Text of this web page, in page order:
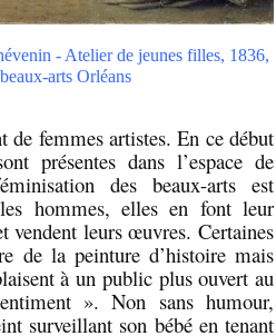
- Atelier de jeunes filles, 1836,
arts Orléans
femmes artistes. En ce début
présentes dans l’espace de
des beaux-arts est
hommes, elles en font leur
vendent leurs œuvres. Certaines
de la peinture d’histoire mais
à un public plus ouvert au
». Non sans humour,
surveillant son bébé en tenant